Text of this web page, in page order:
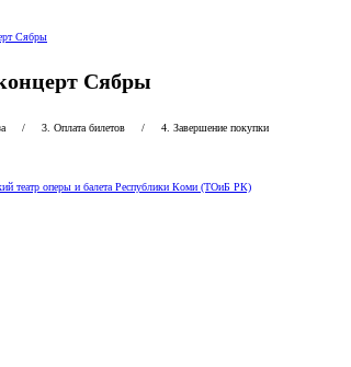
Сябры
Сябры
/ 3. Оплата билетов / 4. Завершение покупки
театр оперы и балета Республики Коми (ТОиБ РК)